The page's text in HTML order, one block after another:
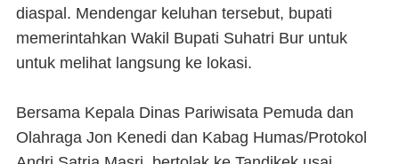
diaspal. Mendengar keluhan tersebut, bupati
memerintahkan Wakil Bupati Suhatri Bur untuk
untuk melihat langsung ke lokasi.
Bersama Kepala Dinas Pariwisata Pemuda dan
Olahraga Jon Kenedi dan Kabag Humas/Protokol